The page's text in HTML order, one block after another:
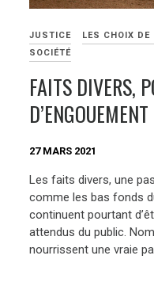
JUSTICE LES CHOIX DE
SOCIÉTÉ
FAITS DIVERS,
27 MARS 2021
Les faits divers, une
comme les bas fonds
continuent pourtant
attendus du public.
nourrissent une vraie